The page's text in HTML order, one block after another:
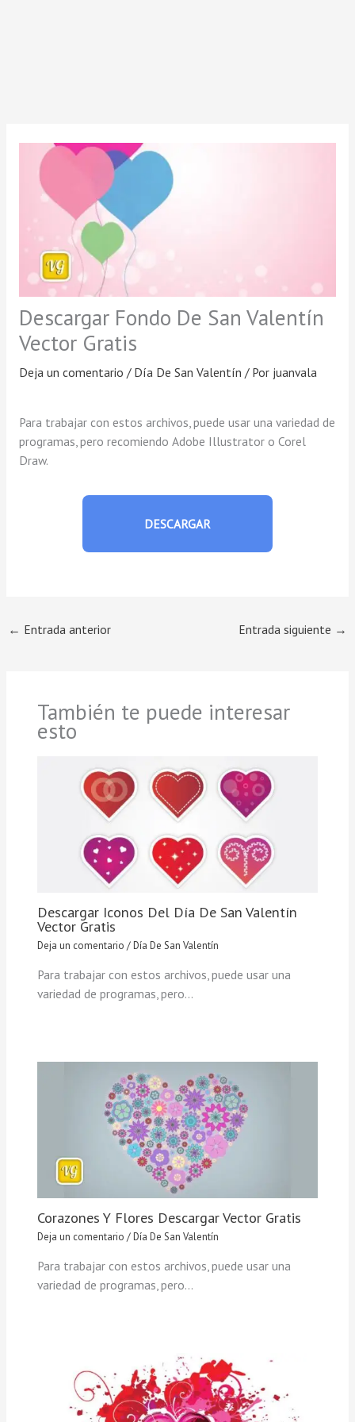
Descargar Fondo De San Valentín
Vector Gratis
Deja un comentario / Día De San Valentín / Por juanvala
Para trabajar con estos archivos, puede usar una variedad de
programas, pero recomiendo Adobe Illustrator o Corel
Draw.
DESCARGAR
← Entrada anterior Entrada siguiente →
También te puede interesar
esto
Descargar Iconos Del Día De San Valentín
Vector Gratis
Deja un comentario /Día De San Valentín
Para trabajar con estos archivos, puede usar una
variedad de programas, pero…
Corazones Y Flores Descargar Vector Gratis
Deja un comentario /Día De San Valentín
Para trabajar con estos archivos, puede usar una
variedad de programas, pero…